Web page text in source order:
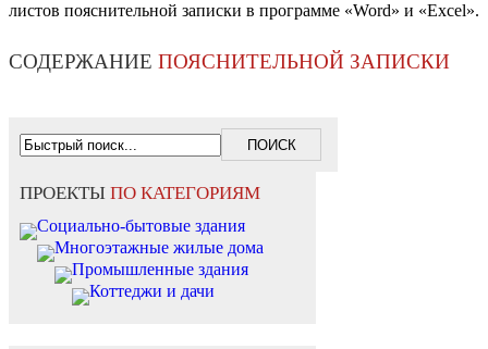
листов пояснительной записки в программе «Word» и «Excel».
СОДЕРЖАНИЕ ПОЯСНИТЕЛЬНОЙ ЗАПИСКИ
ПРОЕКТЫ ПО КАТЕГОРИЯМ
Социально-бытовые здания
Многоэтажные жилые дома
Промышленные здания
Коттеджи и дачи